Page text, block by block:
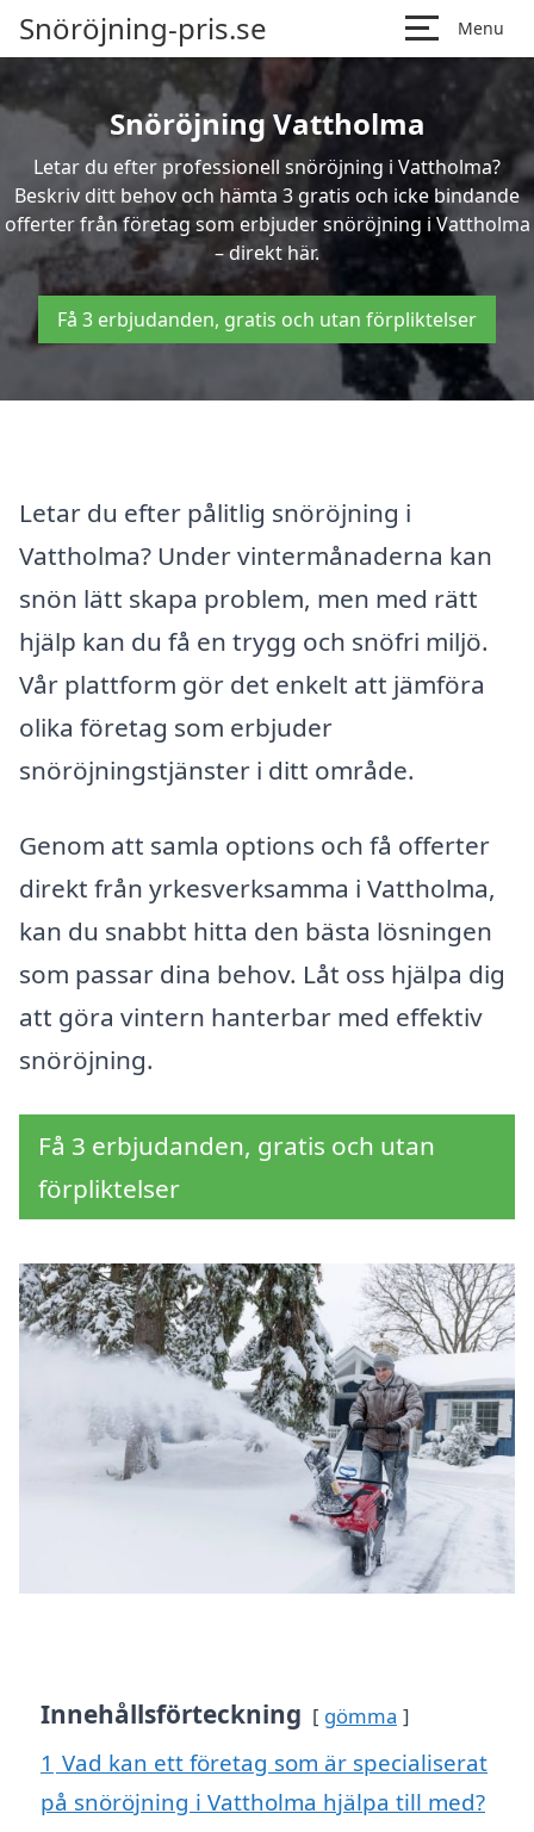
Snöröjning-pris.se Menu
Snöröjning Vattholma
Letar du efter professionell snöröjning i Vattholma?
Beskriv ditt behov och hämta 3 gratis och icke bindande
offerter från företag som erbjuder snöröjning i Vattholma
– direkt här.
Få 3 erbjudanden, gratis och utan förpliktelser
Letar du efter pålitlig snöröjning i
Vattholma? Under vintermånaderna kan
snön lätt skapa problem, men med rätt
hjälp kan du få en trygg och snöfri miljö.
Vår plattform gör det enkelt att jämföra
olika företag som erbjuder
snöröjningstjänster i ditt område.
Genom att samla options och få offerter
direkt från yrkesverksamma i Vattholma,
kan du snabbt hitta den bästa lösningen
som passar dina behov. Låt oss hjälpa dig
att göra vintern hanterbar med effektiv
snöröjning.
Få 3 erbjudanden, gratis och utan
förpliktelser
Innehållsförteckning gömma
1 Vad kan ett företag som är specialiserat
på snöröjning i Vattholma hjälpa till med?